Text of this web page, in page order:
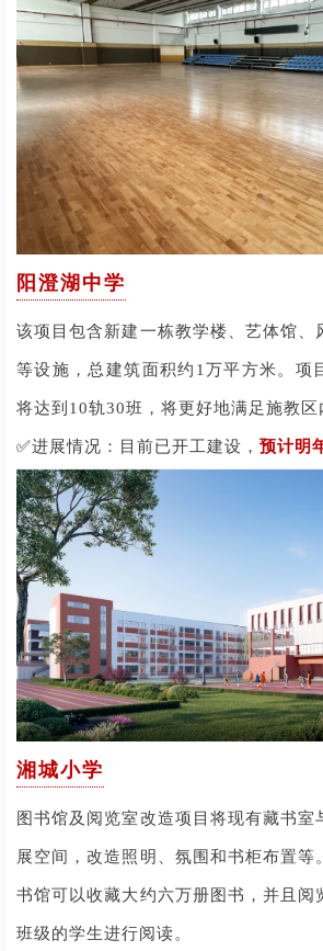
阳澄湖中学
该项目包含新建一栋教学楼、艺体馆、
等设施，总建筑面积约1万平方米。项
将达到10轨30班，将更好地满足施教区
✅进展情况：目前已开工建设， 预计明
湘城小学
图书馆及阅览室改造项目将现有藏书室
展空间，改造照明、氛围和书柜布置等
书馆可以收藏大约六万册图书，并且阅
班级的学生进行阅读。